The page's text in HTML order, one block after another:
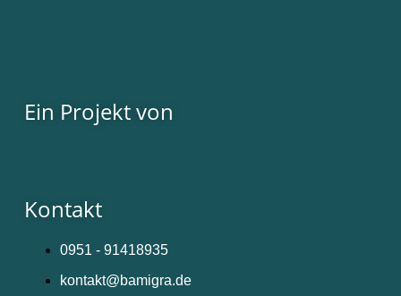
Ein Projekt von
Kontakt
0951 - 91418935
kontakt@bamigra.de